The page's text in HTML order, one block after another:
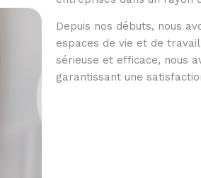
Depuis nos débuts, nous
espaces de vie et de
sérieuse et efficace, nous
garantissant une